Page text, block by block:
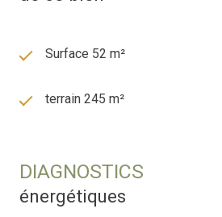
Surface 52 m²
terrain 245 m²
DIAGNOSTICS
énergétiques